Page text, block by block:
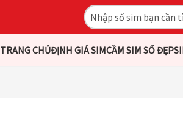
TRANG CHỦĐỊNH GIÁ SIMCẦM SIM SỐ ĐẸP